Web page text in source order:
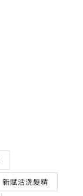
新賦活洗髮精